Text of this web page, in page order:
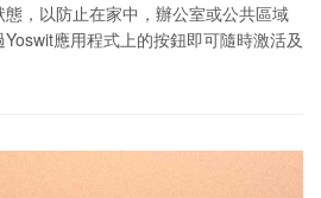
，以防止在家中，辦公室或公共區域
應用程式上的按鈕即可隨時激活及